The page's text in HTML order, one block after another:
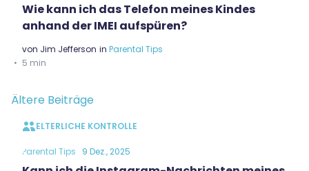
Wie kann ich das Telefon meines Kindes
anhand der IMEI aufspüren?
von Jim Jefferson in Parental Tips
5 min
Beitragsnavigation
Ältere Beiträge
ELTERLICHE KONTROLLE
Parental Tips 9 Dez., 2025